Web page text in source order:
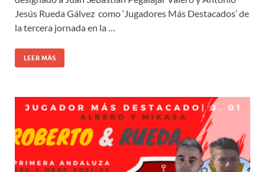
Jesús Rueda Gálvez como ‘Jugadores Más Destacados’ de
la tercera jornada en la …
LEER MÁS